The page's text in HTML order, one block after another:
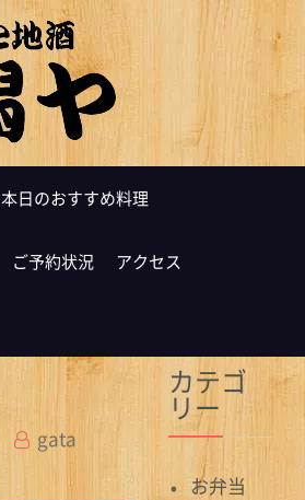
本日のおすすめ料理
ご予約状況 アクセス
gata
カテゴ
リー
お弁当